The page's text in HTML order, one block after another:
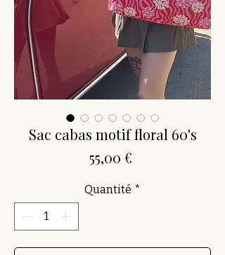
Sac cabas motif floral 60's
55,00 €
Quantité *